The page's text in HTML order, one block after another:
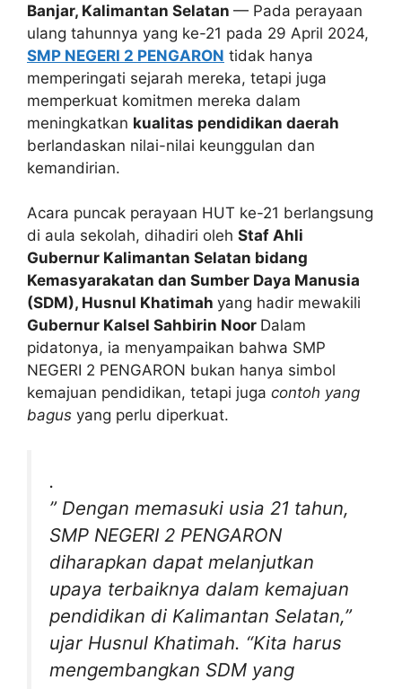
Banjar, Kalimantan Selatan — Pada perayaan
ulang tahunnya yang ke-21 pada 29 April 2024,
SMP NEGERI 2 PENGARON tidak hanya
memperingati sejarah mereka, tetapi juga
memperkuat komitmen mereka dalam
meningkatkan kualitas pendidikan daerah
berlandaskan nilai-nilai keunggulan dan
kemandirian.
Acara puncak perayaan HUT ke-21 berlangsung
di aula sekolah, dihadiri oleh Staf Ahli
Gubernur Kalimantan Selatan bidang
Kemasyarakatan dan Sumber Daya Manusia
(SDM), Husnul Khatimah yang hadir mewakili
Gubernur Kalsel Sahbirin Noor Dalam
pidatonya, ia menyampaikan bahwa SMP
NEGERI 2 PENGARON bukan hanya simbol
kemajuan pendidikan, tetapi juga contoh yang
bagus yang perlu diperkuat.
.
” Dengan memasuki usia 21 tahun,
SMP NEGERI 2 PENGARON
diharapkan dapat melanjutkan
upaya terbaiknya dalam kemajuan
pendidikan di Kalimantan Selatan,”
ujar Husnul Khatimah. “Kita harus
mengembangkan SDM yang